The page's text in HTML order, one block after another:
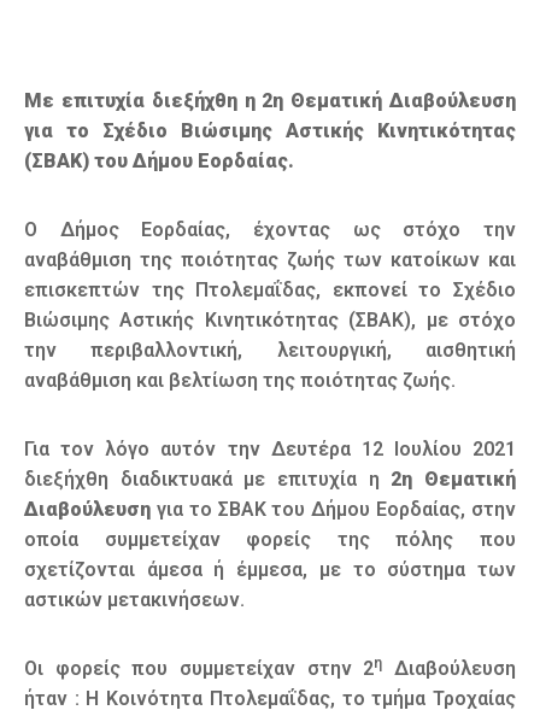
Με επιτυχία διεξήχθη η 2η Θεματική Διαβούλευση
για το Σχέδιο Βιώσιμης Αστικής Κινητικότητας
(ΣΒΑΚ) του Δήμου Εορδαίας.
Ο Δήμος Εορδαίας, έχοντας ως στόχο την
αναβάθμιση της ποιότητας ζωής των κατοίκων και
επισκεπτών της Πτολεμαΐδας, εκπονεί το Σχέδιο
Βιώσιμης Αστικής Κινητικότητας (ΣΒΑΚ), με στόχο
την περιβαλλοντική, λειτουργική, αισθητική
αναβάθμιση και βελτίωση της ποιότητας ζωής.
Για τον λόγο αυτόν την Δευτέρα 12 Ιουλίου 2021
διεξήχθη διαδικτυακά με επιτυχία η 2η Θεματική
Διαβούλευση για το ΣΒΑΚ του Δήμου Εορδαίας, στην
οποία συμμετείχαν φορείς της πόλης που
σχετίζονται άμεσα ή έμμεσα, με το σύστημα των
αστικών μετακινήσεων.
Οι φορείς που συμμετείχαν στην 2η
Διαβούλευση
ήταν : Η Κοινότητα Πτολεμαΐδας, το τμήμα Τροχαίας